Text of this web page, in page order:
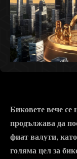
Биковете вече
продължава да
фиат валути,
голяма цел за